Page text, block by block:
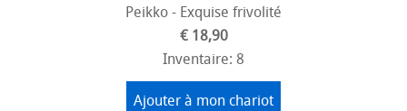
Peikko - Exquise frivolité
€ 18,90
Inventaire: 8
Ajouter à mon chariot